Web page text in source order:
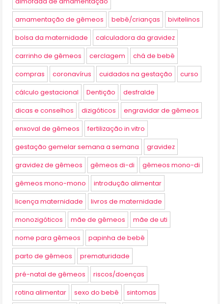
amamentação de gêmeos bebê/crianças bivitelinos
bolsa da maternidade calculadora da gravidez
carrinho de gêmeos cerclagem chá de bebê
compras coronavírus cuidados na gestação curso
cálculo gestacional Dentição desfralde
dicas e conselhos dizigóticos engravidar de gêmeos
enxoval de gêmeos fertilização in vitro
gestação gemelar semana a semana gravidez
gravidez de gêmeos gêmeos di-di gêmeos mono-di
gêmeos mono-mono introdução alimentar
licença maternidade livros de maternidade
monozigóticos mãe de gêmeos mãe de uti
nome para gêmeos papinha de bebê
parto de gêmeos prematuridade
pré-natal de gêmeos riscos/doenças
rotina alimentar sexo do bebê sintomas